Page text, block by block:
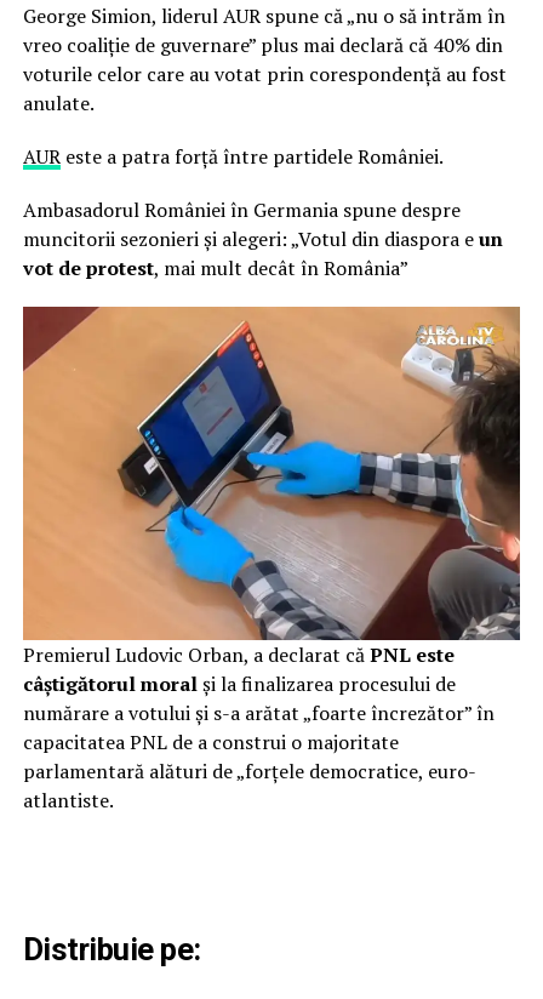
George Simion, liderul AUR spune că „nu o să intrăm în
vreo coaliţie de guvernare” plus mai declară că 40% din
voturile celor care au votat prin corespondență au fost
anulate.
AUReste a patra forță între partidele României.
Ambasadorul României în Germania spune despre
muncitorii sezonieri și alegeri: „Votul din diaspora eun
vot de protest, mai mult decât în România”
Premierul Ludovic Orban, a declarat căPNL este
câştigătorul moralşi la finalizarea procesului de
numărare a votului şi s-a arătat „foarte încrezător” în
capacitatea PNL de a construi o majoritate
parlamentară alături de „forţele democratice, euro-
atlantiste.
Distribuie pe: